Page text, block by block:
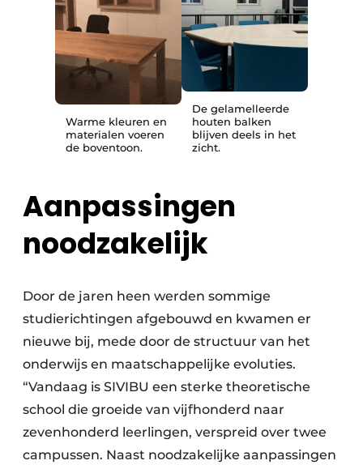
Warme kleuren en
materialen voeren
de boventoon.
De gelamelleerde
houten balken
blijven deels in het
zicht.
Aanpassingen
noodzakelijk
Door de jaren heen werden sommige
studierichtingen afgebouwd en kwamen er
nieuwe bij, mede door de structuur van het
onderwijs en maatschappelijke evoluties.
“Vandaag is SIVIBU een sterke theoretische
school die groeide van vijfhonderd naar
zevenhonderd leerlingen, verspreid over twee
campussen. Naast noodzakelijke aanpassingen